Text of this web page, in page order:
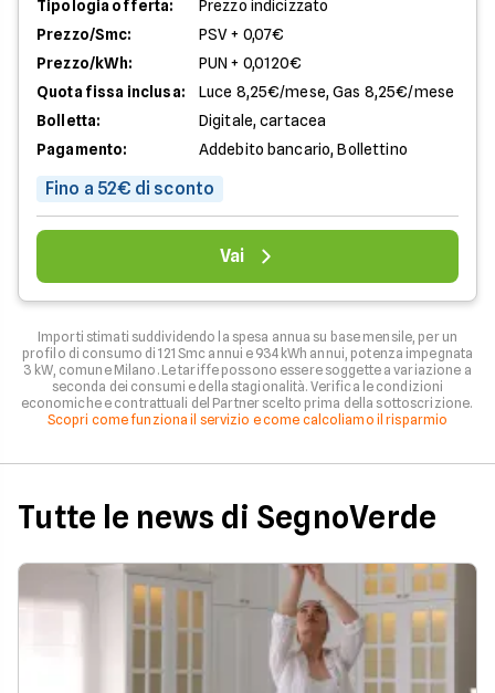
Tipologia offerta:
Prezzo indicizzato
Prezzo/Smc:
PSV + 0,07€
Prezzo/kWh:
PUN + 0,0120€
Quota fissa inclusa:
Luce 8,25€/mese, Gas 8,25€/mese
Bolletta:
Digitale, cartacea
Pagamento:
Addebito bancario, Bollettino
Fino a 52€ di sconto
Vai
Importi stimati suddividendo la spesa annua su base mensile, per un
profilo di consumo di 121 Smc annui e 934 kWh annui, potenza impegnata
3 kW, comune Milano. Le tariffe possono essere soggette a variazione a
seconda dei consumi e della stagionalità. Verifica le condizioni
economiche e contrattuali del Partner scelto prima della sottoscrizione.
Scopri come funziona il servizio e come calcoliamo il risparmio
Tutte le news di SegnoVerde